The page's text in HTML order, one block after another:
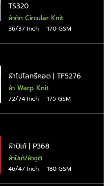
TS320
ผ้าถัก Circular Knit
36/37 Inch 170 GSM
ผ้าโปโลทรีคอต | TF5276
ผ้า Warp Knit
72/74 Inch 175 GSM
ผ้าปิเก้ | P368
ผ้าปิเก้/ผ้าจูติ
46/47 Inch 180 GSM